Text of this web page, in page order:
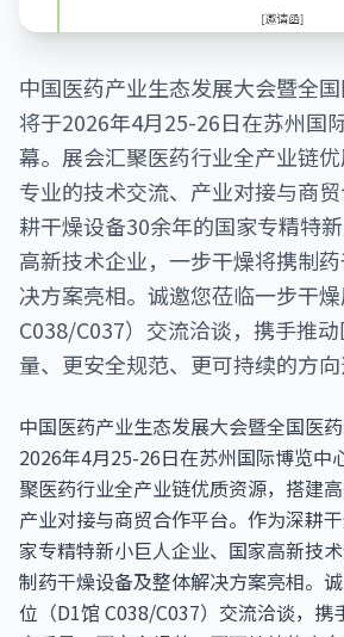
中国医药产业生态发展大会暨全国
将于2026年4月25-26日在苏州国
幕。展会汇聚医药行业全产业链
专业的技术交流、产业对接与商
耕干燥设备30余年的国家专精特
高新技术企业，一步干燥将携制
决方案亮相。诚邀您莅临一步干
C038/C037）交流洽谈，携手推
量、更安全规范、更可持续的方向
中国医药产业生态发展大会暨全国医
2026年4月25-26日在苏州国际博览中
聚医药行业全产业链优质资源，搭建
产业对接与商贸合作平台。作为深耕
家专精特新小巨人企业、国家高新技
制药干燥设备及整体解决方案亮相。
位（D1馆 C038/C037）交流洽谈，携